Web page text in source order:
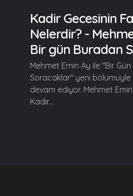
Kadir Gecesinin
Nelerdir? -
Bir gün Buradan
Mehmet Emin Ay ile "Bir
Soracaklar" yeni bölümüyle
devam ediyor. Mehmet
Kadir...